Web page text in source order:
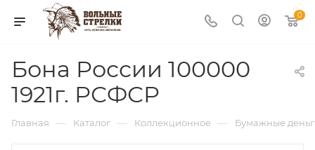
0
Бона России 100000
1921г. РСФСР
Главная — Каталог — Коллекционное — Бумажные